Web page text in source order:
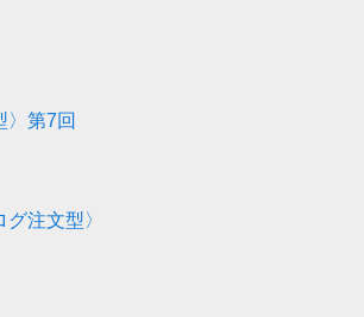
〉第7回
注文型〉